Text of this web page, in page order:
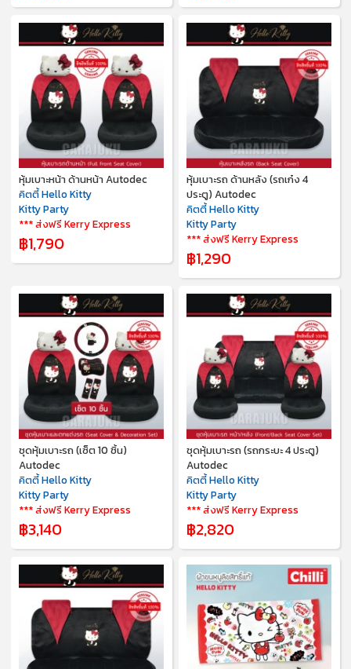
หุ้มเบาะหน้า ด้านหน้า Autodec
คิตตี้ Hello Kitty
Kitty Party
*** ส่งฟรี Kerry Express
฿1,790
หุ้มเบาะรถ ด้านหลัง (รถเก๋ง 4
ประตู) Autodec
คิตตี้ Hello Kitty
Kitty Party
*** ส่งฟรี Kerry Express
฿1,290
ชุดหุ้มเบาะรถ (เซ็ต 10 ชิ้น)
Autodec
คิตตี้ Hello Kitty
Kitty Party
*** ส่งฟรี Kerry Express
฿3,140
ชุดหุ้มเบาะรถ (รถกระบะ 4 ประตู)
Autodec
คิตตี้ Hello Kitty
Kitty Party
*** ส่งฟรี Kerry Express
฿2,820